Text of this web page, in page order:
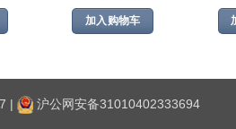
加入购物车
| 沪公网安备31010402333694